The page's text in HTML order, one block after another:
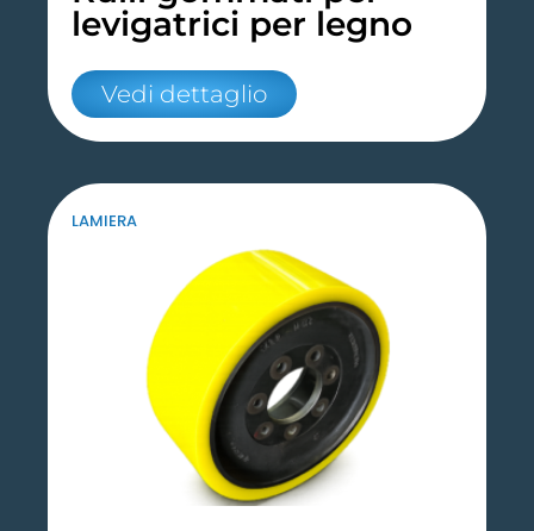
levigatrici per legno
Vedi dettaglio
LAMIERA